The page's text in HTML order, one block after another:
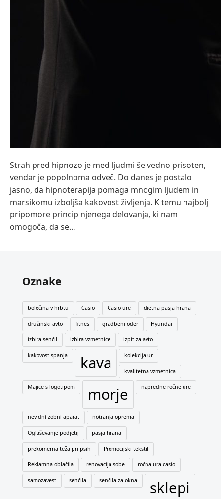
Strah pred hipnozo je med ljudmi še vedno prisoten,
vendar je popolnoma odveč. Do danes je postalo
jasno, da hipnoterapija pomaga mnogim ljudem in
marsikomu izboljša kakovost življenja. K temu najbolj
pripomore princip njenega delovanja, ki nam
omogoča, da se…
Oznake
bolečina v hrbtu Casio Casio ure dietna pasja hrana
družinski avto fitnes gradbeni oder Hyundai
izbira senčil izbira vzmetnice izpit za avto
kakovost spanja kava kolekcija ur
kvalitetna vzmetnica
Majice s logotipom morje napredne ročne ure
nevidni zobni aparat notranja oprema
Oglaševanje podjetij pasja hrana
prekomerna teža pri psih Promocijski tekstil
Reklamna oblačila renovacija sobe ročna ura casio
samozavest senčila senčila za okna sklepi